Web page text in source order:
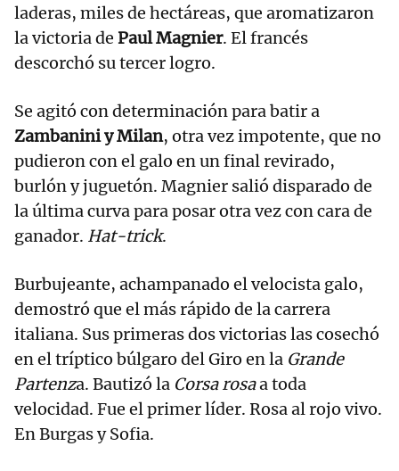
laderas, miles de hectáreas, que aromatizaron
la victoria de Paul Magnier. El francés
descorchó su tercer logro.
Se agitó con determinación para batir a
Zambanini yMilan, otra vez impotente, que no
pudieron con el galo en un final revirado,
burlón y juguetón. Magnier salió disparado de
la última curva para posar otra vez con cara de
ganador. Hat-trick.
Burbujeante, achampanado el velocista galo,
demostró que el más rápido de la carrera
italiana. Sus primeras dos victorias las cosechó
en el tríptico búlgaro del Giro en la Grande
Partenza. Bautizó la Corsa rosaa toda
velocidad. Fue el primer líder. Rosa al rojo vivo.
En Burgas y Sofia.